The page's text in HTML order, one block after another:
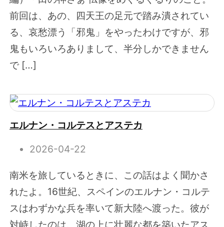
前回は、あの、四天王の足元で踏み潰されてい
る、哀愁漂う「邪鬼」をやったわけですが、邪
鬼もいろいろありまして、半分しかできません
で […]
エルナン・コルテスとアステカ
2026-04-22
南米を旅しているときに、この話はよく聞かさ
れたよ。16世紀、スペインのエルナン・コルテ
スはわずかな兵を率いて新大陸へ渡った。彼が
対峙したのは、湖の上に壮麗な都を築いたアス